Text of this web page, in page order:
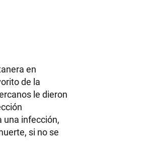
en
de la
le dieron
infección,
si no se